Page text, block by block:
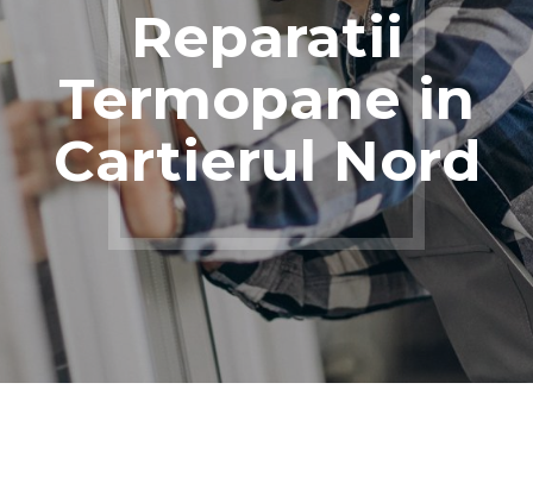
Reparatii
Termopane in
Cartierul Nord